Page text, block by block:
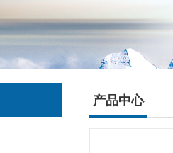
产品中心